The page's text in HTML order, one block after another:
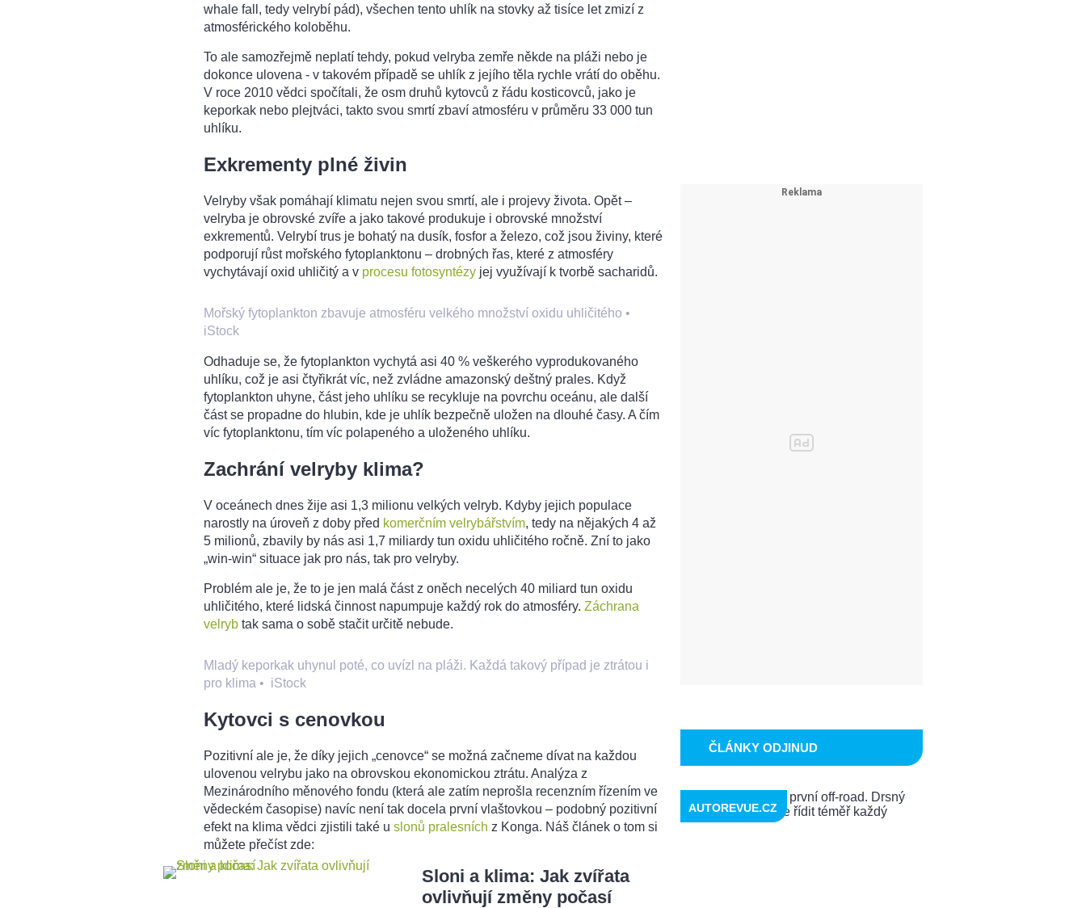
whale fall, tedy velrybí pád), všechen tento uhlík na stovky až tisíce let zmizí z
atmosférického koloběhu.
To ale samozřejmě neplatí tehdy, pokud velryba zemře někde na pláži nebo je
dokonce ulovena - v takovém případě se uhlík z jejího těla rychle vrátí do oběhu.
V roce 2010 vědci spočítali, že osm druhů kytovců z řádu kosticovců, jako je
keporkak nebo plejtváci, takto svou smrtí zbaví atmosféru v průměru 33 000 tun
uhlíku.
Exkrementy plné živin
Velryby však pomáhají klimatu nejen svou smrtí, ale i projevy života. Opět –
velryba je obrovské zvíře a jako takové produkuje i obrovské množství
exkrementů. Velrybí trus je bohatý na dusík, fosfor a železo, což jsou živiny, které
podporují růst mořského fytoplanktonu – drobných řas, které z atmosféry
vychytávají oxid uhličitý a v procesu fotosyntézy jej využívají k tvorbě sacharidů.
Mořský fytoplankton zbavuje atmosféru velkého množství oxidu uhličitého •
iStock
Odhaduje se, že fytoplankton vychytá asi 40 % veškerého vyprodukovaného
uhlíku, což je asi čtyřikrát víc, než zvládne amazonský deštný prales. Když
fytoplankton uhyne, část jeho uhlíku se recykluje na povrchu oceánu, ale další
část se propadne do hlubin, kde je uhlík bezpečně uložen na dlouhé časy. A čím
víc fytoplanktonu, tím víc polapeného a uloženého uhlíku.
Zachrání velryby klima?
V oceánech dnes žije asi 1,3 milionu velkých velryb. Kdyby jejich populace
narostly na úroveň z doby před komerčním velrybářstvím, tedy na nějakých 4 až
5 milionů, zbavily by nás asi 1,7 miliardy tun oxidu uhličitého ročně. Zní to jako
„win-win“ situace jak pro nás, tak pro velryby.
Problém ale je, že to je jen malá část z oněch necelých 40 miliard tun oxidu
uhličitého, které lidská činnost napumpuje každý rok do atmosféry. Záchrana
velryb tak sama o sobě stačit určitě nebude.
Mladý keporkak uhynul poté, co uvízl na pláži. Každá takový případ je ztrátou i
pro klima • iStock
Kytovci s cenovkou
Pozitivní ale je, že díky jejich „cenovce“ se možná začneme dívat na každou
ulovenou velrybu jako na obrovskou ekonomickou ztrátu. Analýza z
Mezinárodního měnového fondu (která ale zatím neprošla recenzním řízením ve
vědeckém časopise) navíc není tak docela první vlaštovkou – podobný pozitivní
efekt na klima vědci zjistili také u slonů pralesních z Konga. Náš článek o tom si
můžete přečíst zde:
Sloni a klima: Jak zvířata
ovlivňují změny počasí
ČLÁNKY ODJINUD
AUTOREVUE.CZ